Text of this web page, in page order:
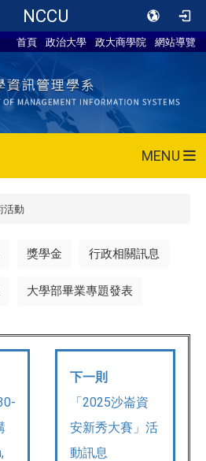
NCCU
首頁 政治大學 政大商學院 網站導覽
MENU
活動
獎學金 行政相關訊息
大學部畢業專題發表
下一則
「2025沙崙資
安新秀大賽」活
動訊息